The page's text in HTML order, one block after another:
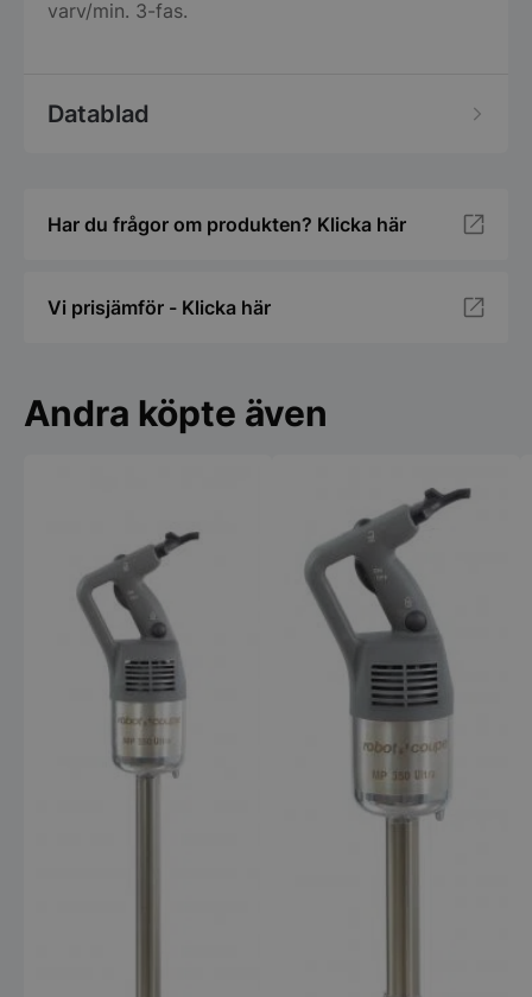
varv/min. 3-fas.
Datablad
Har du frågor om produkten? Klicka här
Vi prisjämför - Klicka här
Andra köpte även